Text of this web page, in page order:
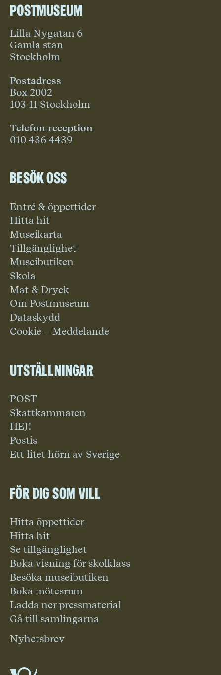
Postmuseum
Lilla Nygatan 6
Gamla stan
Stockholm
Postadress
Box 2002
103 11 Stockholm
Telefon reception
010 436 4439
Besök oss
Entré & öppettider
Hitta hit
Museikarta
Tillgänglighet
Museibutiken
Skola
Mat & Dryck
Om Postmuseum
Dataskydd
Cookie – Meddelande
Utställningar
POST
Skattkammaren
HEJ!
Postis
Ett litet hörn av Sverige
För dig som vill
Hitta öppettider
Hitta hit
Se tillgänglighet
Boka visning för skolklass
Besöka museibutiken
Boka mötesrum
Ladda ner pressmaterial
Gå till samlingarna
Nyhetsbrev